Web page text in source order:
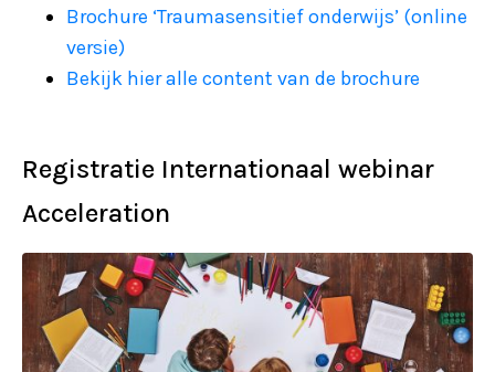
Brochure ‘Traumasensitief onderwijs’ (online
versie)
Bekijk hier alle content van de brochure
Registratie Internationaal webinar
Acceleration